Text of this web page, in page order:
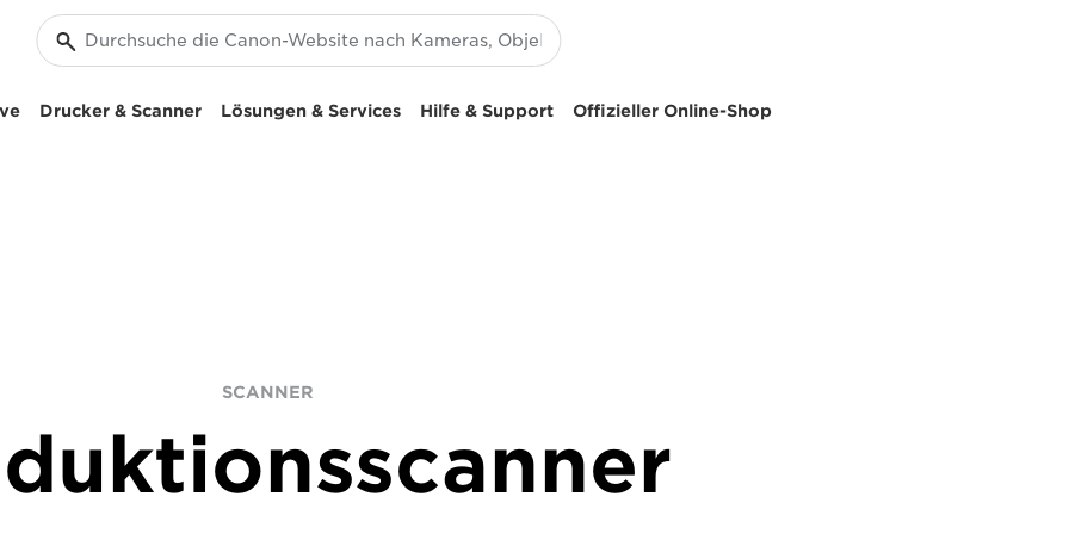
Drucker & Scanner Lösungen & Services Hilfe & Support Offizieller Online-Shop
SCANNER